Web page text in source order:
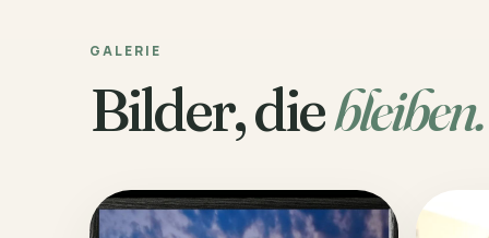
GALERIE
Bilder, diebleiben.